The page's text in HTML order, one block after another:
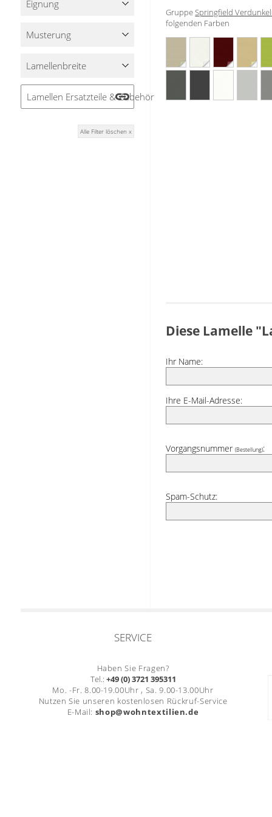
Stoffe
Panneaux
Eignung
Musterung
Lamellenbreite
Lamellen Ersatzteile & Zubehör
Alle Filter löschen x
GruppeSpringfield
folgenden Farben
Diese Lamelle
Ihr Name:
Ihre E-Mail-Adresse:
Vorgangsnummer(Bestellung):
Spam-Schutz:
SERVICE
Haben Sie Fragen?
Tel.: +49 (0) 3721 395311
Mo. -Fr. 8.00-19.00Uhr , Sa. 9.00-13.00Uhr
Nutzen Sie unseren kostenlosen Rückruf-Service
E-Mail: shop@wohntextilien.de